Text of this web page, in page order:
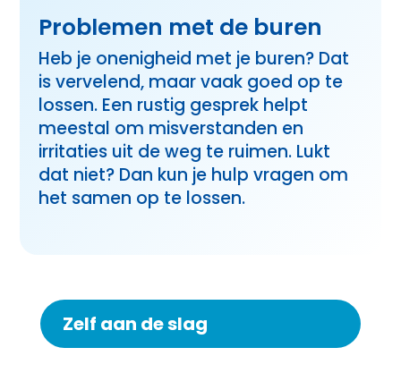
Problemen met de buren
Heb je onenigheid met je buren? Dat
is vervelend, maar vaak goed op te
lossen. Een rustig gesprek helpt
meestal om misverstanden en
irritaties uit de weg te ruimen. Lukt
dat niet? Dan kun je hulp vragen om
het samen op te lossen.
Zelf aan de slag